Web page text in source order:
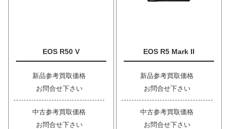
EOS R50 V
新品参考買取価格
お問合せ下さい
中古参考買取価格
お問合せ下さい
EOS R5 Mark II
新品参考買取価格
お問合せ下さい
中古参考買取価格
お問合せ下さい